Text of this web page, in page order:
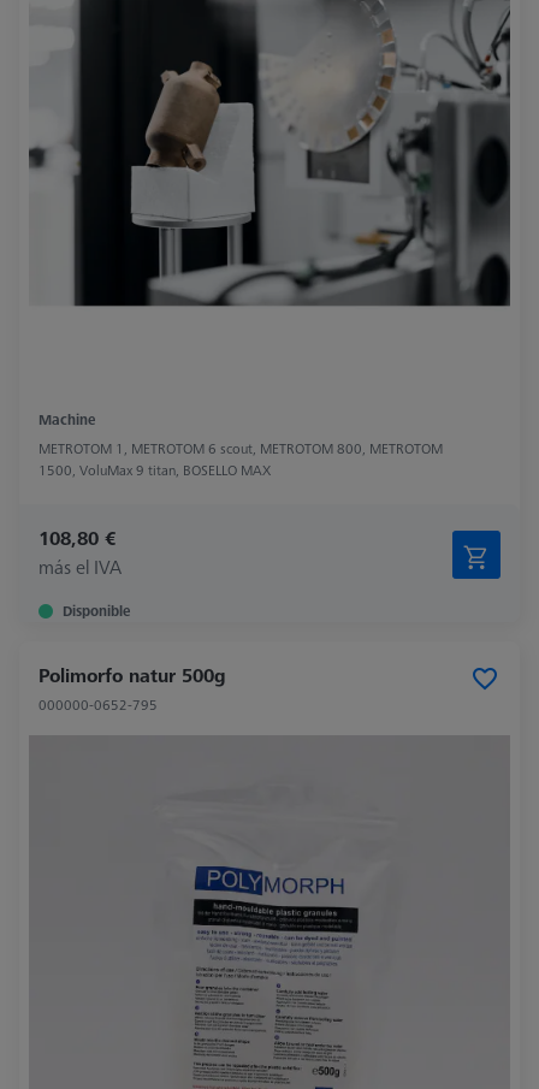
Machine
METROTOM 1, METROTOM 6 scout, METROTOM 800, METROTOM
1500, VoluMax 9 titan, BOSELLO MAX
108,80 €
más el IVA
Disponible
Polimorfo natur 500g
000000-0652-795